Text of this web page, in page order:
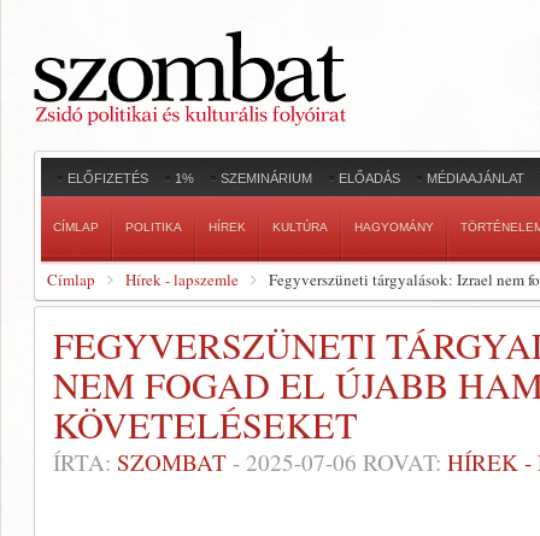
ELŐFIZETÉS 1% SZEMINÁRIUM ELŐADÁS MÉDIAAJÁNLAT
CÍMLAP POLITIKA HÍREK KULTÚRA HAGYOMÁNY
Címlap Hírek - lapszemle Fegyverszüneti tárgyalások: Izrael nem
FEGYVERSZÜNETI
NEM FOGAD EL ÚJABB
KÖVETELÉSEKET
ÍRTA: SZOMBAT - 2025-07-06 ROVAT: HÍREK -